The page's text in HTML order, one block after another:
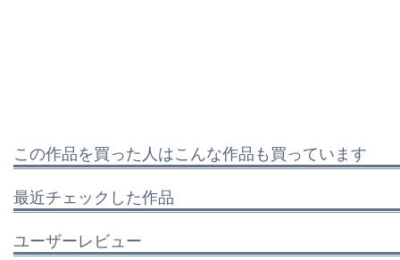
この作品を買った人はこんな作品も買っています
最近チェックした作品
ユーザーレビュー